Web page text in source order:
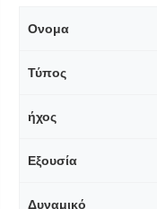
Ονομα
Τύπος
ήχος
Εξουσία
Δυναμικό